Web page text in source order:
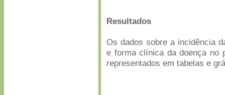
Resultados
Os dados sobre a incidência
e forma clínica da doença no
representados em tabelas e